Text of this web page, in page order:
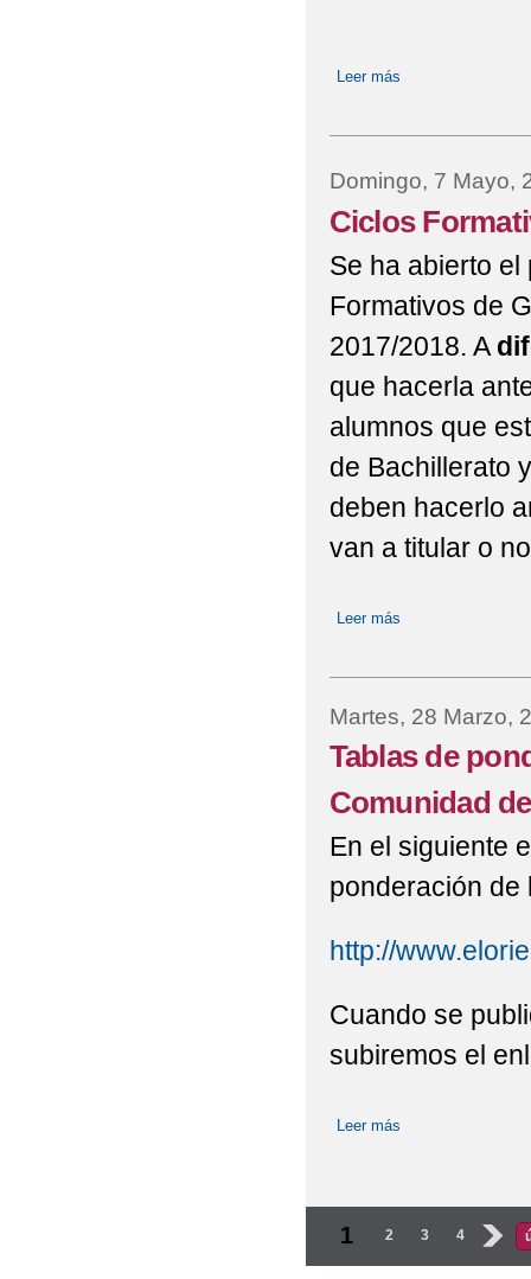
Leer más
Domingo, 7 Mayo,
Ciclos
Se ha abierto
Formativos de
2017/2018. A
que hacerla
alumnos que
de Bachillerato
deben hacerlo
van a titular o
Leer más
Martes, 28 Marzo,
Tablas de
Comunidad
En el siguiente
ponderación de
http://
Cuando se
subiremos el
Leer más
Páginas
1 2 3 4 ›